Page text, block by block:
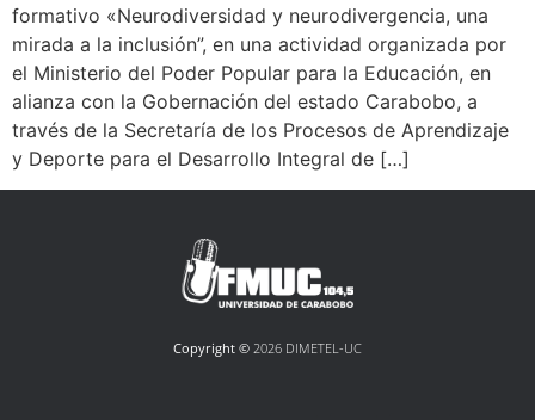
formativo «Neurodiversidad y neurodivergencia, una
mirada a la inclusión”, en una actividad organizada por
el Ministerio del Poder Popular para la Educación, en
alianza con la Gobernación del estado Carabobo, a
través de la Secretaría de los Procesos de Aprendizaje
y Deporte para el Desarrollo Integral de […]
Copyright © 2026 DIMETEL-UC